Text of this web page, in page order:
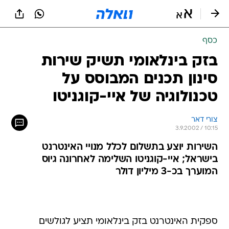
כסף
בזק בינלאומי תשיק שירות
סינון תכנים המבוסס על
טכנולוגיה של איי-קוגניטו
צורי דאר
3.9.2002 / 10:15
השירות יוצע בתשלום לכלל מנויי האינטרנט
בישראל; איי-קוגניטו השלימה לאחרונה גיוס
המוערך בכ-3 מיליון דולר
ספקית האינטרנט בזק בינלאומי תציע לגולשים